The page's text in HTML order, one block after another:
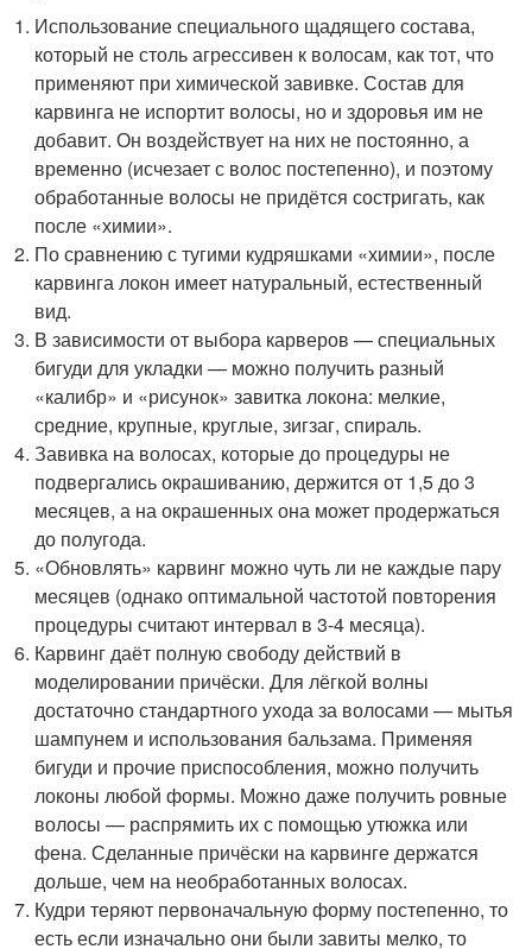
Использование специального щадящего состава,
который не столь агрессивен к волосам, как тот, что
применяют при химической завивке. Состав для
карвинга не испортит волосы, но и здоровья им не
добавит. Он воздействует на них не постоянно, а
временно (исчезает с волос постепенно), и поэтому
обработанные волосы не придётся состригать, как
после «химии».
По сравнению с тугими кудряшками «химии», после
карвинга локон имеет натуральный, естественный
вид.
В зависимости от выбора карверов — специальных
бигуди для укладки — можно получить разный
«калибр» и «рисунок» завитка локона: мелкие,
средние, крупные, круглые, зигзаг, спираль.
Завивка на волосах, которые до процедуры не
подвергались окрашиванию, держится от 1,5 до 3
месяцев, а на окрашенных она может продержаться
до полугода.
«Обновлять» карвинг можно чуть ли не каждые пару
месяцев (однако оптимальной частотой повторения
процедуры считают интервал в 3-4 месяца).
Карвинг даёт полную свободу действий в
моделировании причёски. Для лёгкой волны
достаточно стандартного ухода за волосами — мытья
шампунем и использования бальзама. Применяя
бигуди и прочие приспособления, можно получить
локоны любой формы. Можно даже получить ровные
волосы — распрямить их с помощью утюжка или
фена. Сделанные причёски на карвинге держатся
дольше, чем на необработанных волосах.
Кудри теряют первоначальную форму постепенно, то
есть если изначально они были завиты мелко, то